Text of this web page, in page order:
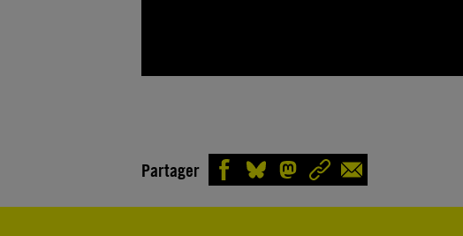
Partager